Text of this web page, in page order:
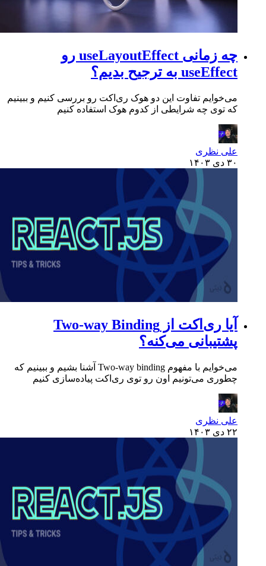
چه زمانی useLayoutEffect رو
useEffect به ترجیح بدیم؟
می‌خوایم تفاوت این دو هوک ری‌اکت رو بررسی کنیم و ببینیم
که توی چه شرایطی از کدوم هوک استفاده کنیم
علی نظری
۳۰ دی ۱۴۰۳
آیا ری‌اکت از Two-way Binding
پشتیبانی می‌کنه؟
می‌خوایم با مفهوم Two-way binding آشنا بشیم و ببینیم که
چطوری می‌تونیم اون رو توی ری‌اکت پیاده‌سازی کنیم
علی نظری
۲۲ دی ۱۴۰۳